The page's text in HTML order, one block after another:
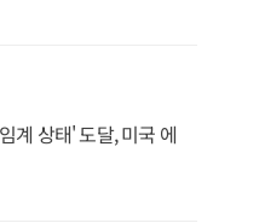
계 상태' 도달, 미국 에